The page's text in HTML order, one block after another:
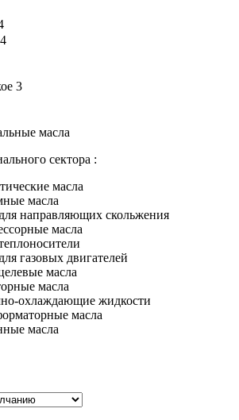
3
сектора :
масла
масла
направляющих скольжения
масла
газовых двигателей
масла
масла
охлаждающие жидкости
масла
масла